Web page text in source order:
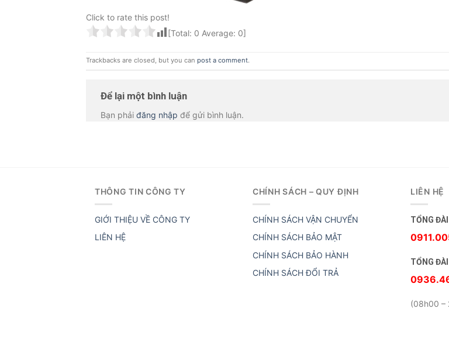
Click to rate this post!
[Total: 0 Average: 0]
Trackbacks are closed, but you can post a comment.
Để lại một bình luận
Bạn phải đăng nhập để gửi bình luận.
THÔNG TIN CÔNG TY
GIỚI THIỆU VỀ CÔNG TY
LIÊN HỆ
CHÍNH SÁCH – QUY ĐỊNH
CHÍNH SÁCH VẬN CHUYỂN
CHÍNH SÁCH BẢO MẬT
CHÍNH SÁCH BẢO HÀNH
CHÍNH SÁCH ĐỔI TRẢ
LIÊN HỆ
TỔNG
TỔNG
(08h00 –